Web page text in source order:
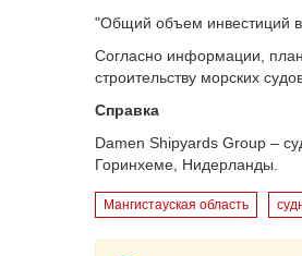
"Общий объем инвестиций в
Согласно информации,
строительству морских
Справка
Damen Shipyards Group –
Горинхеме, Нидерланды.
Мангистауская область